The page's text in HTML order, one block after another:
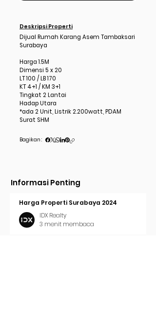
Deskripsi Properti
Dijual Rumah Karang Asem Tambaksari
Surabaya
Harga 1.5M
Dimensi 5 x 20
LT 100 / LB 170
KT 4+1 / KM 3+1
Tingkat 2 Lantai
Hadap Utara
*ada 2 Unit, Listrik 2.200watt, PDAM
Surat SHM
Bagikan :
Informasi Penting
Harga Properti Surabaya 2024
IDX Realty
3 menit membaca